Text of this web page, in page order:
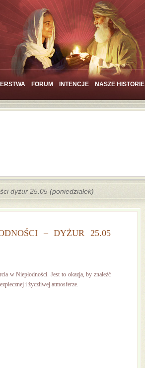
FORUM INTENCJE NASZE HISTORIE
dyżur 25.05 (poniedziałek)
– DYŻUR 25.05
w Niepłodności. Jest to okazja, by znaleźć
i życzliwej atmosferze.